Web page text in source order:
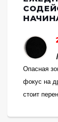
Опасная
фокус на
стоит